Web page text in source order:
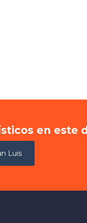
en este
Luis